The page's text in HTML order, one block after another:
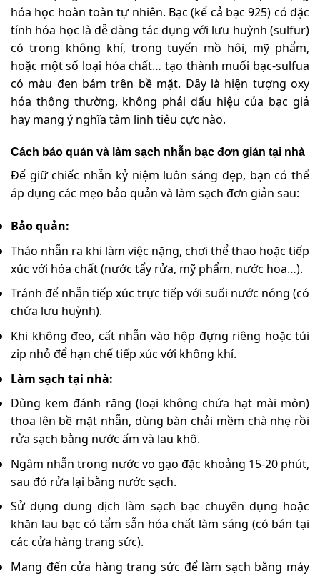
hóa học hoàn toàn tự nhiên. Bạc (kể cả bạc 925) có đặc
tính hóa học là dễ dàng tác dụng với lưu huỳnh (sulfur)
có trong không khí, trong tuyến mồ hôi, mỹ phẩm,
hoặc một số loại hóa chất… tạo thành muối bạc-sulfua
có màu đen bám trên bề mặt. Đây là hiện tượng oxy
hóa thông thường, không phải dấu hiệu của bạc giả
hay mang ý nghĩa tâm linh tiêu cực nào.
Cách bảo quản và làm sạch nhẫn bạc đơn giản tại nhà
Để giữ chiếc nhẫn kỷ niệm luôn sáng đẹp, bạn có thể
áp dụng các mẹo bảo quản và làm sạch đơn giản sau:
Bảo quản:
Tháo nhẫn ra khi làm việc nặng, chơi thể thao hoặc tiếp
xúc với hóa chất (nước tẩy rửa, mỹ phẩm, nước hoa…).
Tránh để nhẫn tiếp xúc trực tiếp với suối nước nóng (có
chứa lưu huỳnh).
Khi không đeo, cất nhẫn vào hộp đựng riêng hoặc túi
zip nhỏ để hạn chế tiếp xúc với không khí.
Làm sạch tại nhà:
Dùng kem đánh răng (loại không chứa hạt mài mòn)
thoa lên bề mặt nhẫn, dùng bàn chải mềm chà nhẹ rồi
rửa sạch bằng nước ấm và lau khô.
Ngâm nhẫn trong nước vo gạo đặc khoảng 15-20 phút,
sau đó rửa lại bằng nước sạch.
Sử dụng dung dịch làm sạch bạc chuyên dụng hoặc
khăn lau bạc có tẩm sẵn hóa chất làm sáng (có bán tại
các cửa hàng trang sức).
Mang đến cửa hàng trang sức để làm sạch bằng máy